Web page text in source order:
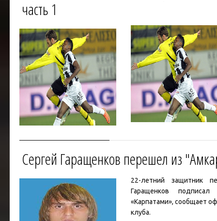
«Рубина» во «Фламенг
часть 1
Сергей Гаращенков перешел из
22-летний защитник
Гаращенков
«Карпатами», сообщает
клуба.